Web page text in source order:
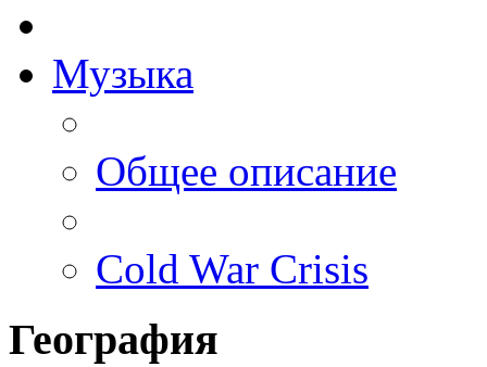
Музыка
Общее описание
Cold War Crisis
География